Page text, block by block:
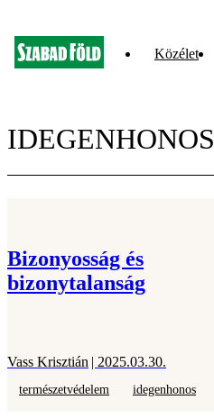
Közélet
IDEGENHONOS
Bizonyosság és
bizonytalanság
Vass Krisztián | 2025.03.30.
természetvédelem idegenhonos